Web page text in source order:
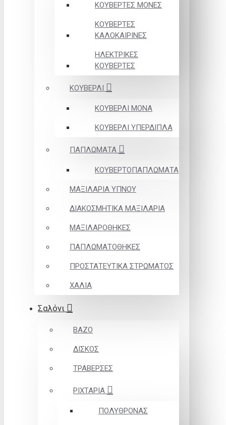
ΚΟΥΒΕΡΤΕΣ ΜΟΝΕΣ
ΚΟΥΒΕΡΤΕΣ
ΚΑΛΟΚΑΙΡΙΝΕΣ
ΗΛΕΚΤΡΙΚΕΣ
ΚΟΥΒΕΡΤΕΣ
ΚΟΥΒΕΡΛΙ
ΚΟΥΒΕΡΛΙ ΜΟΝΑ
ΚΟΥΒΕΡΛΙ ΥΠΕΡΔΙΠΛΑ
ΠΑΠΛΩΜΑΤΑ
ΚΟΥΒΕΡΤΟΠΑΠΛΩΜΑΤΑ
ΜΑΞΙΛΑΡΙΑ ΥΠΝΟΥ
ΔΙΑΚΟΣΜΗΤΙΚΑ ΜΑΞΙΛΑΡΙΑ
ΜΑΞΙΛΑΡΟΘΗΚΕΣ
ΠΑΠΛΩΜΑΤΟΘΗΚΕΣ
ΠΡΟΣΤΑΤΕΥΤΙΚΑ ΣΤΡΩΜΑΤΟΣ
ΧΑΛΙΑ
Σαλόνι
ΒΑΖΟ
ΔΙΣΚΟΣ
ΤΡΑΒΕΡΣΕΣ
ΡΙΧΤΑΡΙΑ
ΠΟΛΥΘΡΟΝΑΣ